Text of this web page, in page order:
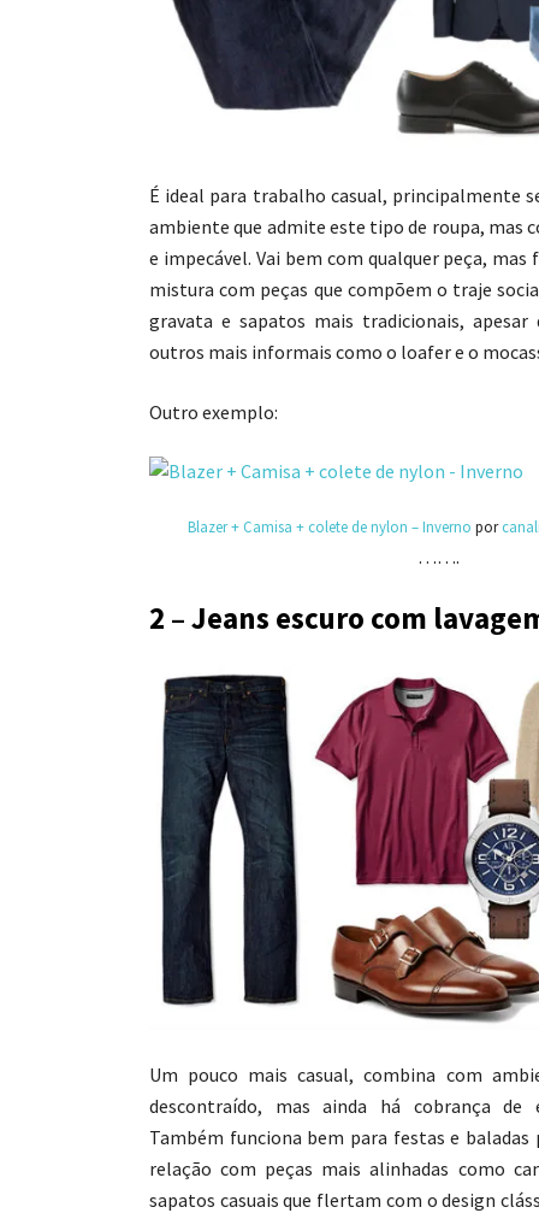
É ideal para trabalho casual, principalmente
ambiente que admite este tipo de roupa, mas
e impecável. Vai bem com qualquer peça,
mistura com peças que compõem o traje
gravata e sapatos mais tradicionais, apesar
outros mais informais como o loafer e o
Outro exemplo:
Blazer + Camisa + colete de nylon – Inverno por
…….
2 – Jeans escuro com
Um pouco mais casual, combina com
descontraído, mas ainda há cobrança de
Também funciona bem para festas e
relação com peças mais alinhadas como
sapatos casuais que flertam com o design